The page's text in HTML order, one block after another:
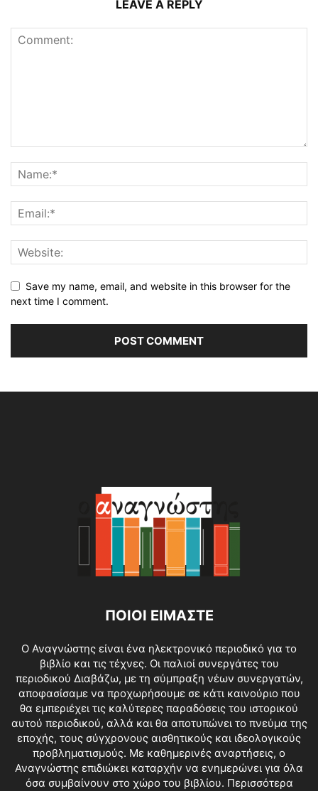
LEAVE A REPLY
Save my name, email, and website in this browser for the
next time I comment.
ΠΟΙΟΙ ΕΙΜΑΣΤΕ
O Αναγνώστης είναι ένα ηλεκτρονικό περιοδικό για το
βιβλίο και τις τέχνες. Οι παλιοί συνεργάτες του
περιοδικού Διαβάζω, με τη σύμπραξη νέων συνεργατών,
αποφασίσαμε να προχωρήσουμε σε κάτι καινούριο που
θα εμπεριέχει τις καλύτερες παραδόσεις του ιστορικού
αυτού περιοδικού, αλλά και θα αποτυπώνει το πνεύμα της
εποχής, τους σύγχρονους αισθητικούς και ιδεολογικούς
προβληματισμούς. Με καθημερινές αναρτήσεις, ο
Αναγνώστης επιδιώκει καταρχήν να ενημερώνει για όλα
όσα συμβαίνουν στο χώρο του βιβλίου. Περισσότερα